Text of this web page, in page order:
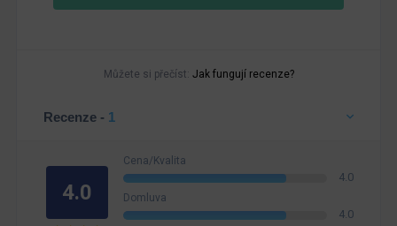
Můžete si přečíst: Jak fungují recenze?
Recenze - 1
4.0
Cena/Kvalita
4.0
Domluva
4.0